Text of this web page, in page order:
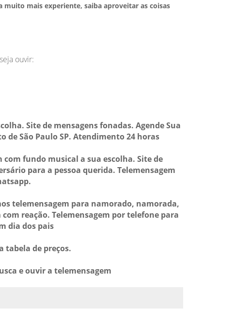
muito mais experiente, saiba aproveitar as coisas
ouvir:
Site de mensagens fonadas. Agende Sua
de São Paulo SP. Atendimento 24 horas
fundo musical a sua escolha. Site de
para a pessoa querida. Telemensagem
telemensagem para namorado, namorada,
reação. Telemensagem por telefone para
dia dos pais
tabela de preços.
e ouvir a telemensagem